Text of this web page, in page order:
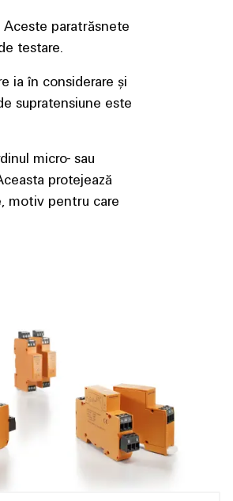
paratrăsnete
testare.
ia în considerare și
supratensiune este
micro- sau
protejează
motiv pentru care